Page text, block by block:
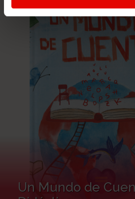
Un Mundo de